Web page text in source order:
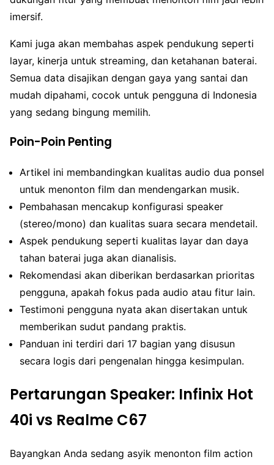
imersif.
Kami juga akan membahas aspek pendukung seperti
layar, kinerja untuk streaming, dan ketahanan baterai.
Semua data disajikan dengan gaya yang santai dan
mudah dipahami, cocok untuk pengguna di Indonesia
yang sedang bingung memilih.
Poin-Poin Penting
Artikel ini membandingkan kualitas audio dua ponsel
untuk menonton film dan mendengarkan musik.
Pembahasan mencakup konfigurasi speaker
(stereo/mono) dan kualitas suara secara mendetail.
Aspek pendukung seperti kualitas layar dan daya
tahan baterai juga akan dianalisis.
Rekomendasi akan diberikan berdasarkan prioritas
pengguna, apakah fokus pada audio atau fitur lain.
Testimoni pengguna nyata akan disertakan untuk
memberikan sudut pandang praktis.
Panduan ini terdiri dari 17 bagian yang disusun
secara logis dari pengenalan hingga kesimpulan.
Pertarungan Speaker: Infinix Hot
40i vs Realme C67
Bayangkan Anda sedang asyik menonton film action